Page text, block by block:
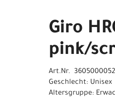
Giro
pink/
Art.Nr.
Geschlecht: Unisex
Altersgruppe: